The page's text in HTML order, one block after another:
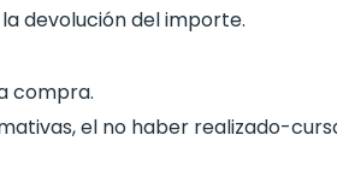
devolución del importe.
compra.
el no haber realizado-